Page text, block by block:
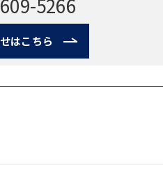
5266
はこちら